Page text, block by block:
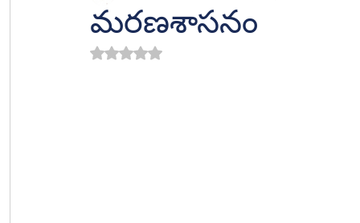
మరణశాసనం
Rated NaN out of 5 stars.